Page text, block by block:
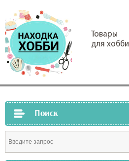
Товары
для хобби
Поиск